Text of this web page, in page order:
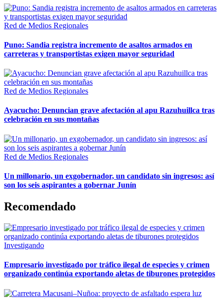
Red de Medios Regionales
Puno: Sandia registra incremento de asaltos armados en
carreteras y transportistas exigen mayor seguridad
Red de Medios Regionales
Ayacucho: Denuncian grave afectación al apu Razuhuillca tras
celebración en sus montañas
Red de Medios Regionales
Un millonario, un exgobernador, un candidato sin ingresos: así
son los seis aspirantes a gobernar Junín
Recomendado
Investigando
Empresario investigado por tráfico ilegal de especies y crimen
organizado continúa exportando aletas de tiburones protegidos